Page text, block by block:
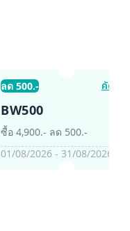
ลด 500.- คัดลอ
BW500
ซื้อ 4,900.- ลด 500.-
01/08/2026 - 31/08/2026